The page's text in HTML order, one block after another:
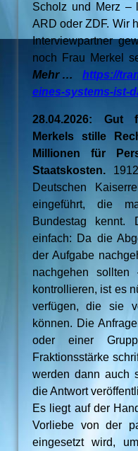
Scholz und Merz –
ARD oder ZDF. Wir
Interviewpartner
noch Frau Merkel
Mehr …https://
eines-systems-ist-
28.04.2026: Gut
Merkels stille
Millionen für
Staatskosten.
Deutschen
eingeführt, die
Bundestag kennt.
einfach: Da die
der Aufgabe
nachgehen
kontrollieren, ist es
verfügen, die sie
können. Die
oder einer
Fraktionsstärke
werden dann auch
die Antwort
Es liegt auf der
Vorliebe von der
eingesetzt wird,